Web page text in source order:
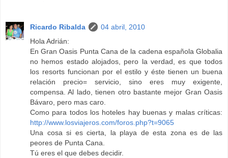
Ricardo Ribalda
04 abril, 2010
Hola Adrián:
En Gran Oasis Punta Cana de la cadena española Globalia
no hemos estado alojados, pero la verdad, es que todos
los resorts funcionan por el estilo y éste tienen un buena
relación precio= servicio, sino eres muy exigente,
compensa. Al lado, tienen otro bastante mejor Gran Oasis
Bávaro, pero mas caro.
Como para todos los hoteles hay buenas y malas críticas:
http://www.losviajeros.com/foros.php?t=9065
Una cosa si es cierta, la playa de esta zona es de las
peores de Punta Cana.
Tú eres el que debes decidir.